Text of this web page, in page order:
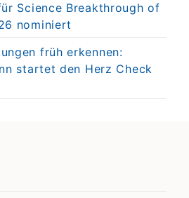
Science Breakthrough of
nominiert
früh erkennen:
startet den Herz Check